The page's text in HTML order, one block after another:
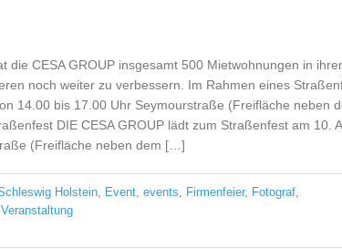
CESA GROUP insgesamt 500 Mietwohnungen in
noch weiter zu verbessern. Im Rahmen eines
14.00 bis 17.00 Uhr Seymourstraße (Freifläche neben
DIE CESA GROUP lädt zum Straßenfest am 10.
(Freifläche neben dem […]
Holstein, Event, events, Firmenfeier, Fotograf,
Veranstaltung